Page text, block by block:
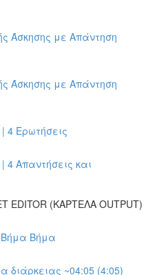
Άσκησης με Απάντηση
Άσκησης με Απάντηση
4 Ερωτήσεις
4 Απαντήσεις και
EDITOR (ΚΑΡΤΕΛΑ OUTPUT)
Βήμα Βήμα
διάρκειας ~04:05 (4:05)